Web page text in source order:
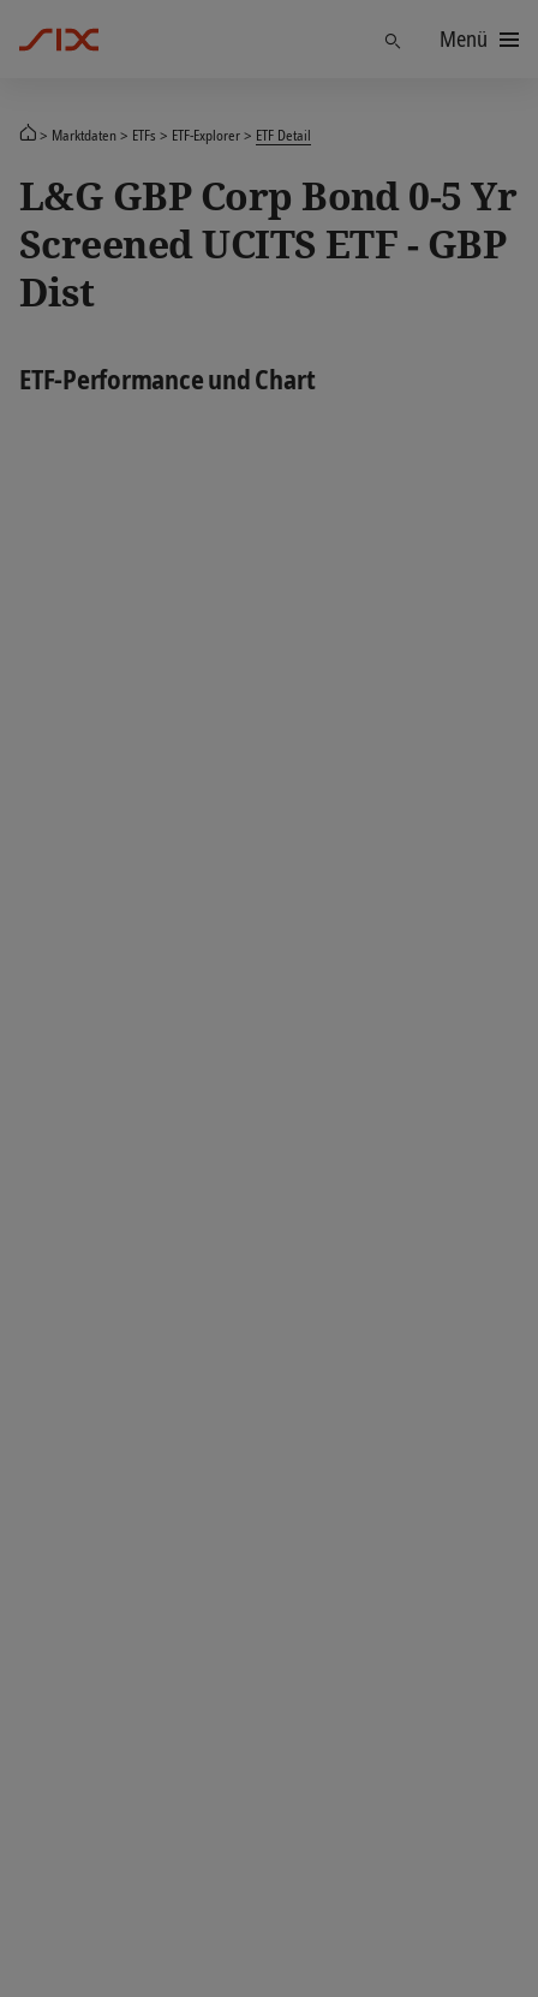
FindenMenü
Marktdaten ETFs ETF-Explorer ETF Detail
L&G GBP Corp Bond 0-5 Yr
Screened UCITS ETF - GBP
Dist
ETF-Performance und Chart